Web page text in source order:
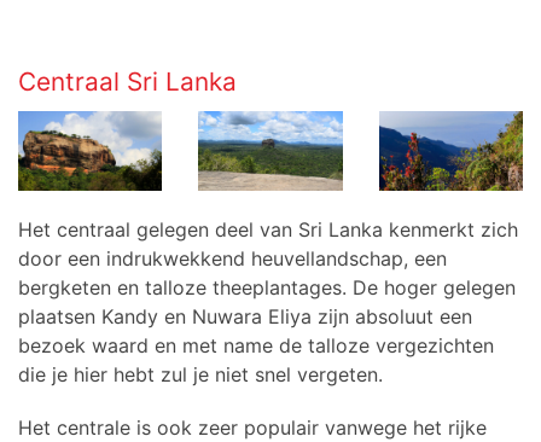
Centraal Sri Lanka
Het centraal gelegen deel van Sri Lanka kenmerkt zich
door een indrukwekkend heuvellandschap, een
bergketen en talloze theeplantages. De hoger gelegen
plaatsen Kandy en Nuwara Eliya zijn absoluut een
bezoek waard en met name de talloze vergezichten
die je hier hebt zul je niet snel vergeten.
Het centrale is ook zeer populair vanwege het rijke